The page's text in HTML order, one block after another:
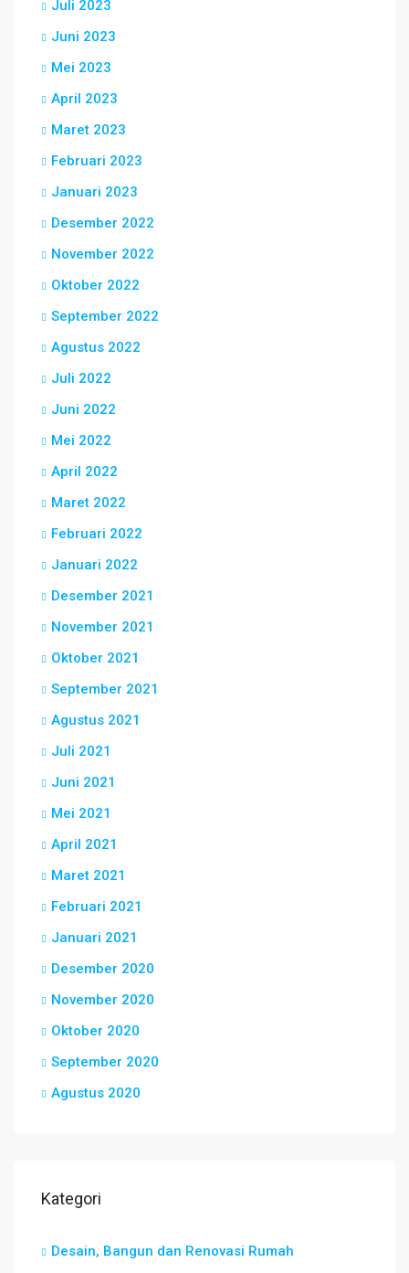
Juli 2023
Juni 2023
Mei 2023
April 2023
Maret 2023
Februari 2023
Januari 2023
Desember 2022
November 2022
Oktober 2022
September 2022
Agustus 2022
Juli 2022
Juni 2022
Mei 2022
April 2022
Maret 2022
Februari 2022
Januari 2022
Desember 2021
November 2021
Oktober 2021
September 2021
Agustus 2021
Juli 2021
Juni 2021
Mei 2021
April 2021
Maret 2021
Februari 2021
Januari 2021
Desember 2020
November 2020
Oktober 2020
September 2020
Agustus 2020
Kategori
Desain, Bangun dan Renovasi Rumah